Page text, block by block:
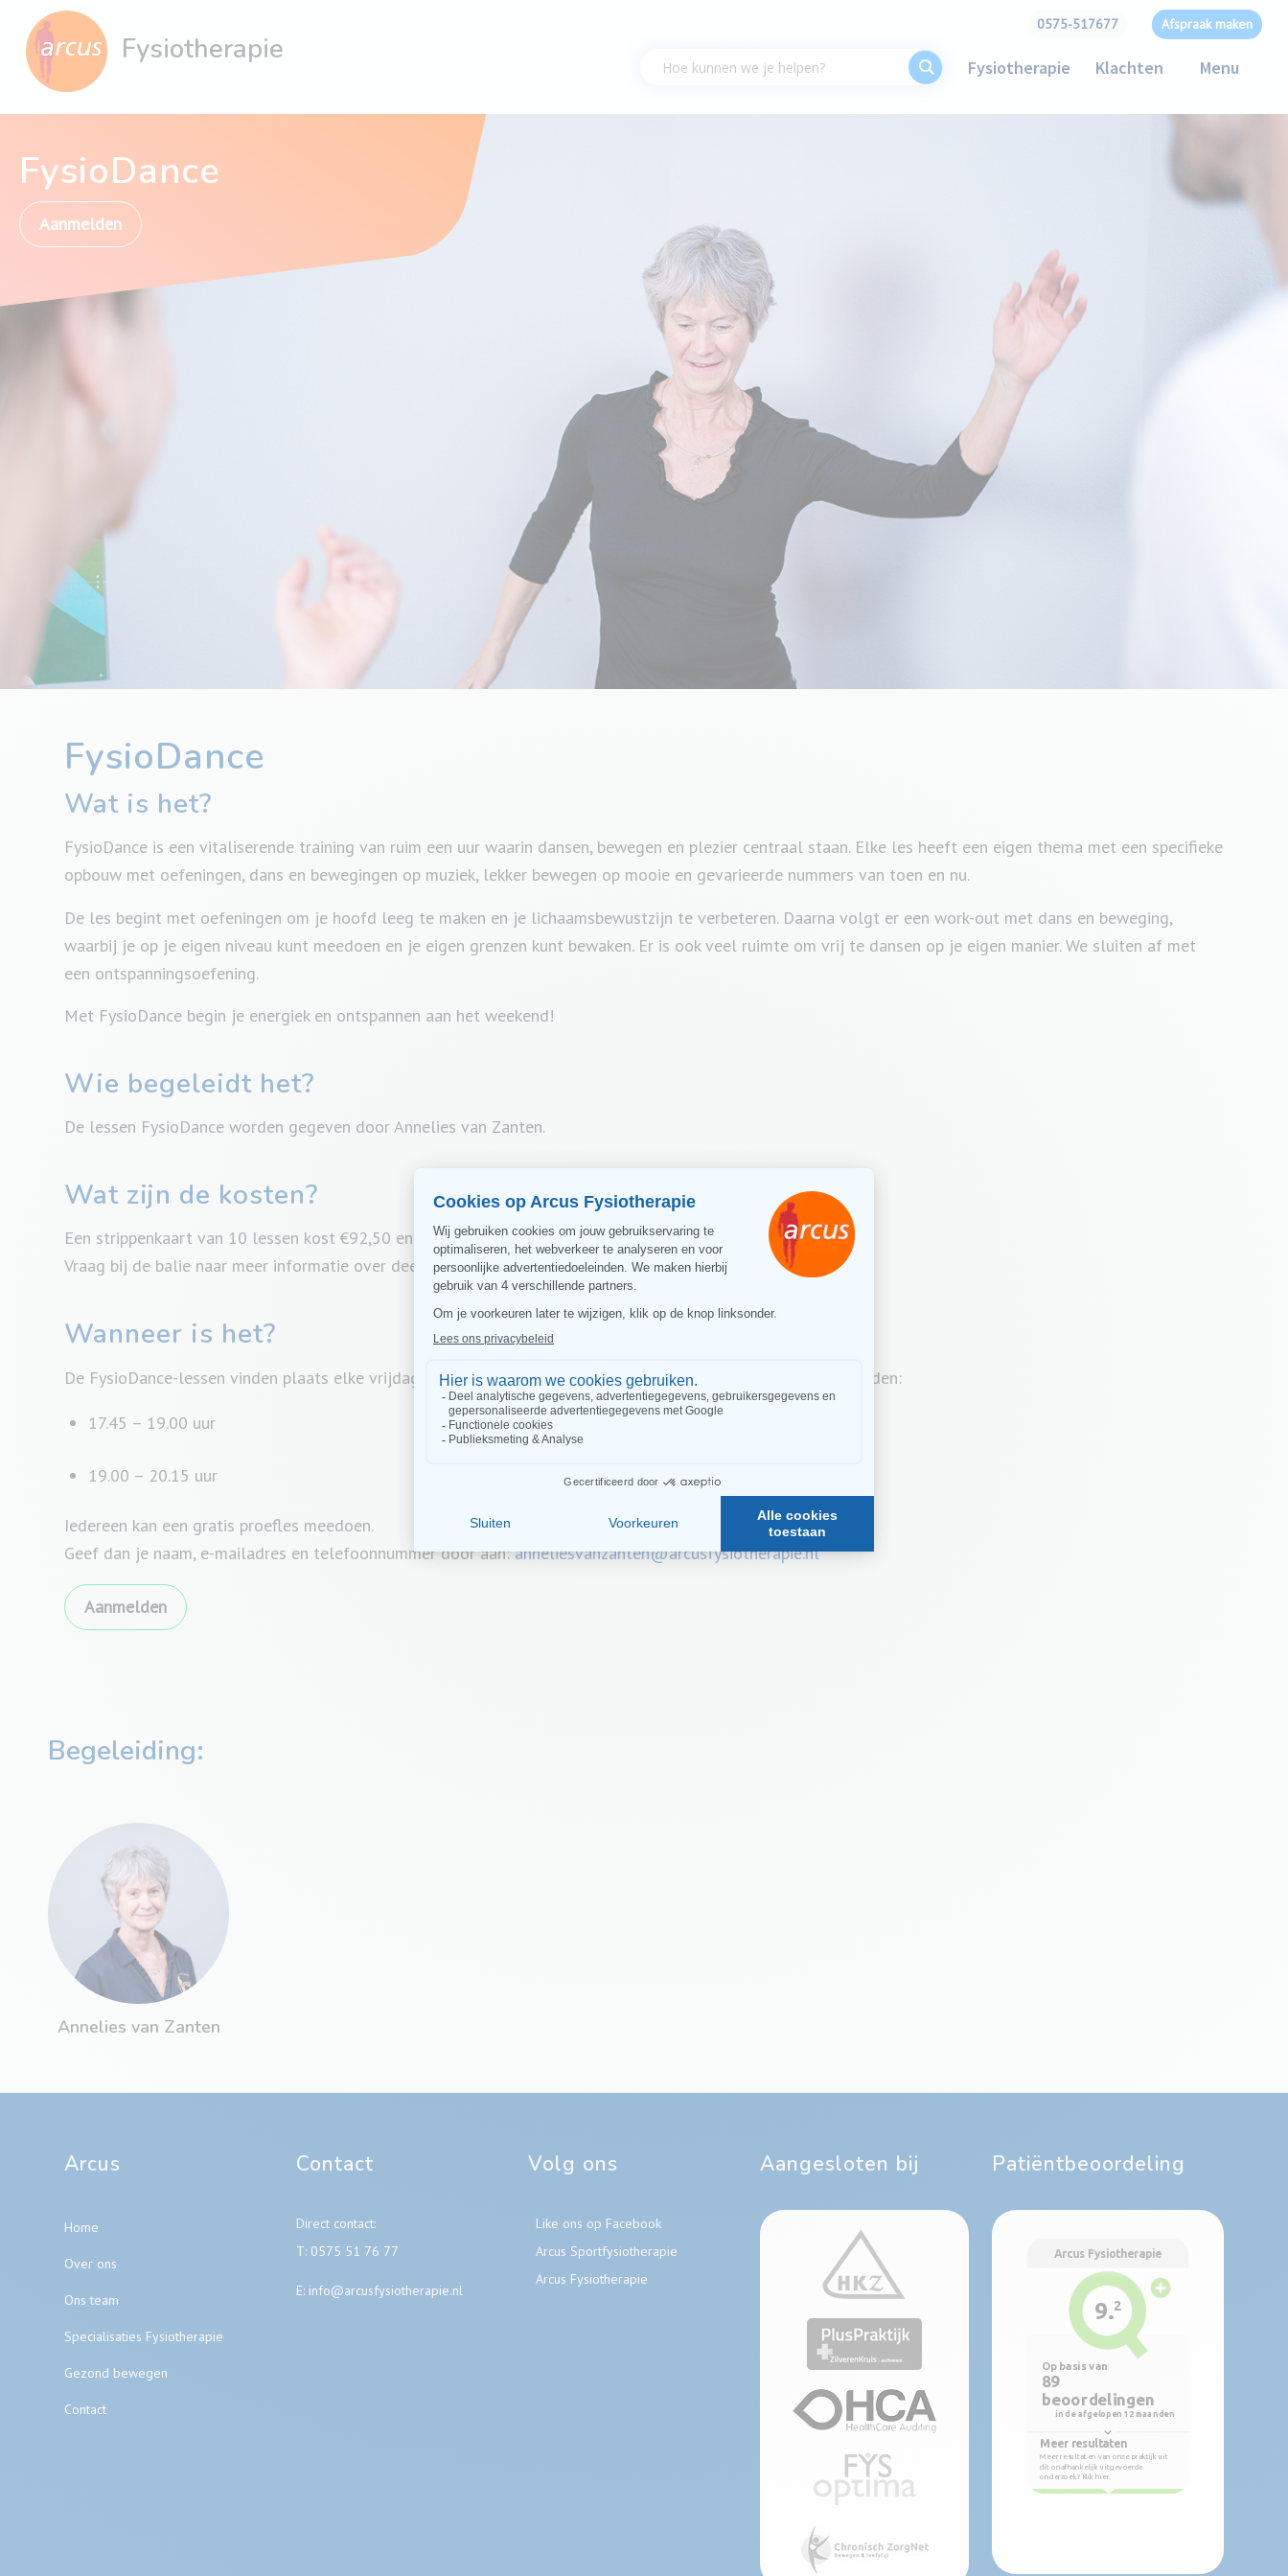
0575-517677 Afspraak maken
Fysiotherapie Klachten Menu
Fysiotherapie
FysioDance
Aanmelden
FysioDance
Wat is het?
FysioDance is een vitaliserende training van ruim een uur waarin dansen, bewegen en plezier centraal staan. Elke les heeft een eigen thema met een specifieke
opbouw met oefeningen, dans en bewegingen op muziek, lekker bewegen op mooie en gevarieerde nummers van toen en nu.
De les begint met oefeningen om je hoofd leeg te maken en je lichaamsbewustzijn te verbeteren. Daarna volgt er een work-out met dans en beweging,
waarbij je op je eigen niveau kunt meedoen en je eigen grenzen kunt bewaken. Er is ook veel ruimte om vrij te dansen op je eigen manier. We sluiten af met
een ontspanningsoefening.
Met FysioDance begin je energiek en ontspannen aan het weekend!
Wie begeleidt het?
De lessen FysioDance worden gegeven door Annelies van Zanten.
Wat zijn de kosten?
Een strippenkaart van 10 lessen kost €92,50 en is 20 weken geldig.
Vraag bij de balie naar meer informatie over deelname of beschikbaarheid.
Wanneer is het?
De FysioDance-lessen vinden plaats elke vrijdag op locatie bij Arcus Fysiotherapie Zutphen op de volgende tijden:
17.45 – 19.00 uur
19.00 – 20.15 uur
Iedereen kan een gratis proefles meedoen.
Geef dan je naam, e-mailadres en telefoonnummer door aan:anneliesvanzanten@arcusfysiotherapie.nl
Aanmelden
Begeleiding:
Annelies van Zanten
Arcus
Home
Over ons
Ons team
Specialisaties Fysiotherapie
Gezond bewegen
Contact
Contact
Direct contact:
T: 0575 51 76 77
E: info@arcusfysiotherapie.nl
Volg ons
Like ons op Facebook
Arcus Sportfysiotherapie
Arcus Fysiotherapie
Aangesloten bij Patiëntbeoordeling